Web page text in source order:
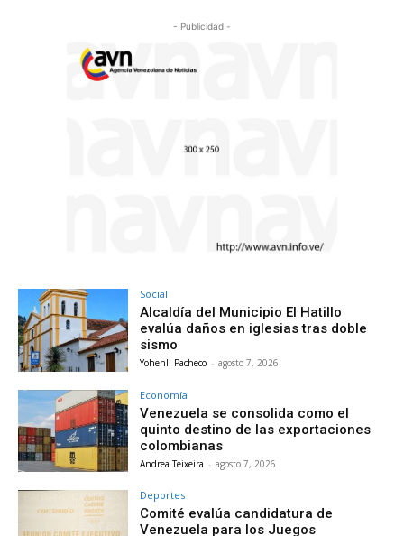
- Publicidad -
Social
Alcaldía del Municipio El Hatillo
evalúa daños en iglesias tras doble
sismo
Yohenli Pacheco - agosto 7, 2026
Economía
Venezuela se consolida como el
quinto destino de las exportaciones
colombianas
Andrea Teixeira - agosto 7, 2026
Deportes
Comité evalúa candidatura de
Venezuela para los Juegos